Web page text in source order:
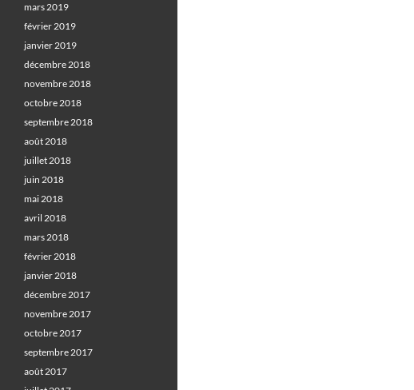
mars 2019
février 2019
janvier 2019
décembre 2018
novembre 2018
octobre 2018
septembre 2018
août 2018
juillet 2018
juin 2018
mai 2018
avril 2018
mars 2018
février 2018
janvier 2018
décembre 2017
novembre 2017
octobre 2017
septembre 2017
août 2017